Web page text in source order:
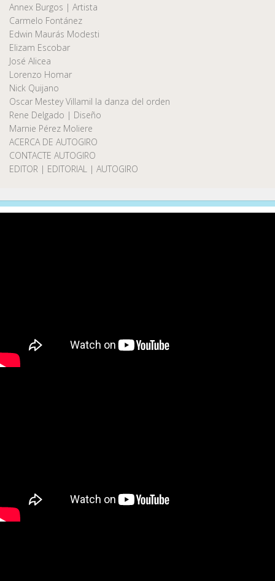
Annex Burgos | Artista
Carmelo Fontánez
Edwin Maurás Modesti
Elizam Escobar
José Alicea
Lorenzo Homar
Nick Quijano
Oscar Mestey Villamil la danza del orden
Rene Delgado | Diseño
Marnie Pérez Moliere
ACERCA DE AUTOGIRO
CONTACTE AUTOGIRO
EDITOR | EDITORIAL | AUTOGIRO